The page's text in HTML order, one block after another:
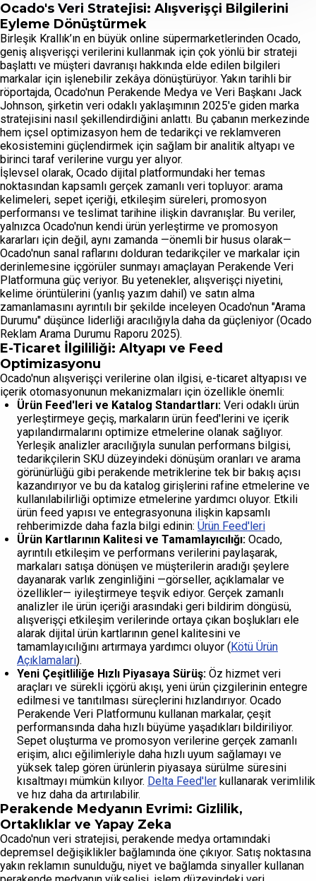
Ocado's Veri Stratejisi: Alışverişçi Bilgilerini
Eyleme Dönüştürmek
Birleşik Krallık’ın en büyük online süpermarketlerinden Ocado,
geniş alışverişçi verilerini kullanmak için çok yönlü bir strateji
başlattı ve müşteri davranışı hakkında elde edilen bilgileri
markalar için işlenebilir zekâya dönüştürüyor. Yakın tarihli bir
röportajda, Ocado'nun Perakende Medya ve Veri Başkanı Jack
Johnson, şirketin veri odaklı yaklaşımının 2025'e giden marka
stratejisini nasıl şekillendirdiğini anlattı. Bu çabanın merkezinde
hem içsel optimizasyon hem de tedarikçi ve reklamveren
ekosistemini güçlendirmek için sağlam bir analitik altyapı ve
birinci taraf verilerine vurgu yer alıyor.
İşlevsel olarak, Ocado dijital platformundaki her temas
noktasından kapsamlı gerçek zamanlı veri topluyor: arama
kelimeleri, sepet içeriği, etkileşim süreleri, promosyon
performansı ve teslimat tarihine ilişkin davranışlar. Bu veriler,
yalnızca Ocado'nun kendi ürün yerleştirme ve promosyon
kararları için değil, aynı zamanda —önemli bir husus olarak—
Ocado'nun sanal raflarını dolduran tedarikçiler ve markalar için
derinlemesine içgörüler sunmayı amaçlayan Perakende Veri
Platformuna güç veriyor. Bu yetenekler, alışverişçi niyetini,
kelime örüntülerini (yanlış yazım dahil) ve satın alma
zamanlamasını ayrıntılı bir şekilde inceleyen Ocado'nun "Arama
Durumu" düşünce liderliği aracılığıyla daha da güçleniyor (Ocado
Reklam Arama Durumu Raporu 2025).
E-Ticaret İlgililiği: Altyapı ve Feed
Optimizasyonu
Ocado'nun alışverişçi verilerine olan ilgisi, e-ticaret altyapısı ve
içerik otomasyonunun mekanizmaları için özellikle önemli:
Ürün Feed'leri ve Katalog Standartları: Veri odaklı ürün
yerleştirmeye geçiş, markaların ürün feed'lerini ve içerik
yapılandırmalarını optimize etmelerine olanak sağlıyor.
Yerleşik analizler aracılığıyla sunulan performans bilgisi,
tedarikçilerin SKU düzeyindeki dönüşüm oranları ve arama
görünürlüğü gibi perakende metriklerine tek bir bakış açısı
kazandırıyor ve bu da katalog girişlerini rafine etmelerine ve
kullanılabilirliği optimize etmelerine yardımcı oluyor. Etkili
ürün feed yapısı ve entegrasyonuna ilişkin kapsamlı
rehberimizde daha fazla bilgi edinin: Ürün Feed'leri
Ürün Kartlarının Kalitesi ve Tamamlayıcılığı: Ocado,
ayrıntılı etkileşim ve performans verilerini paylaşarak,
markaları satışa dönüşen ve müşterilerin aradığı şeylere
dayanarak varlık zenginliğini —görseller, açıklamalar ve
özellikler— iyileştirmeye teşvik ediyor. Gerçek zamanlı
analizler ile ürün içeriği arasındaki geri bildirim döngüsü,
alışverişçi etkileşim verilerinde ortaya çıkan boşlukları ele
alarak dijital ürün kartlarının genel kalitesini ve
tamamlayıcılığını artırmaya yardımcı oluyor ( Kötü Ürün
Açıklamaları).
Yeni Çeşitliliğe Hızlı Piyasaya Sürüş: Öz hizmet veri
araçları ve sürekli içgörü akışı, yeni ürün çizgilerinin entegre
edilmesi ve tanıtılması süreçlerini hızlandırıyor. Ocado
Perakende Veri Platformunu kullanan markalar, çeşit
performansında daha hızlı büyüme yaşadıkları bildiriliyor.
Sepet oluşturma ve promosyon verilerine gerçek zamanlı
erişim, alıcı eğilimleriyle daha hızlı uyum sağlamayı ve
yüksek talep gören ürünlerin piyasaya sürülme süresini
kısaltmayı mümkün kılıyor. Delta Feed'ler kullanarak verimlilik
ve hız daha da artırılabilir.
Perakende Medyanın Evrimi: Gizlilik,
Ortaklıklar ve Yapay Zeka
Ocado'nun veri stratejisi, perakende medya ortamındaki
depremsel değişiklikler bağlamında öne çıkıyor. Satış noktasına
yakın reklamın sunulduğu, niyet ve bağlamda sinyaller kullanan